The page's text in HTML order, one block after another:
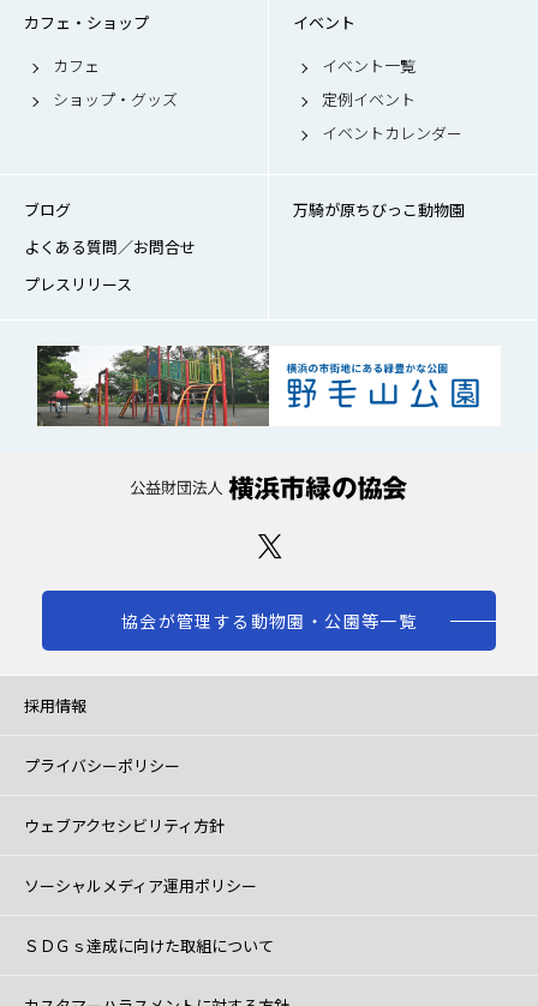
カフェ・ショップ
カフェ
ショップ・グッズ
イベント
イベント一覧
定例イベント
イベントカレンダー
ブログ
よくある質問／お問合せ
プレスリリース
万騎が原ちびっこ動物園
協会が管理する動物園・公園等一覧
採用情報
プライバシーポリシー
ウェブアクセシビリティ方針
ソーシャルメディア運用ポリシー
ＳＤＧｓ達成に向けた取組について